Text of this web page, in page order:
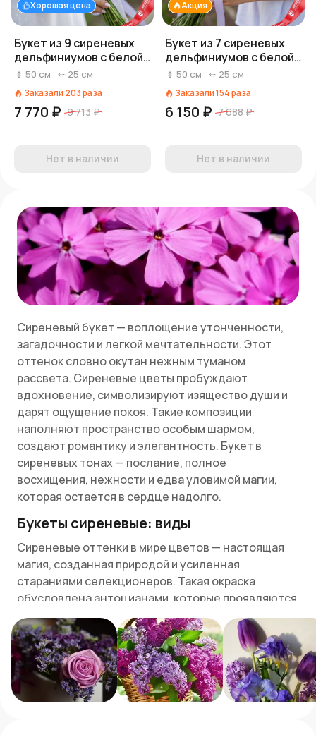
Хорошая цена
Букет из 9 сиреневых
дельфиниумов с белой
лентой
50 см 25 см
Заказали 203раза
7 770 ₽ 9 713 ₽
Нет в наличии
Акция
Букет из 7 сиреневых
дельфиниумов с белой
лентой
50 см 25 см
Заказали154раза
6 150 ₽ 7 688 ₽
Нет в наличии
Сиреневый букет — воплощение утонченности,
загадочности и легкой мечтательности. Этот
оттенок словно окутан нежным туманом
рассвета. Сиреневые цветы пробуждают
вдохновение, символизируют изящество души и
дарят ощущение покоя. Такие композиции
наполняют пространство особым шармом,
создают романтику и элегантность. Букет в
сиреневых тонах — послание, полное
восхищения, нежности и едва уловимой магии,
которая остается в сердце надолго.
Букеты сиреневые: виды
Сиреневые оттенки в мире цветов — настоящая
магия, созданная природой и усиленная
стараниями селекционеров. Такая окраска
обусловлена антоцианами, которые проявляются
в кислотной среде. Поскольку пигменты
находятся внутри клеток, цвет формируется на
уровне внутриклеточной среды. Чем выше
концентрация антоцианов и кислотность, тем
насыщеннее оттенок: от розового и красного до
сиреневого, синего и фиолетового. Именно